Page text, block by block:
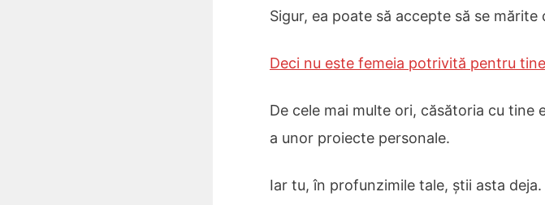
Sigur, ea poate să accepte să se
Deci nu este femeia potrivită pentru
De cele mai multe ori, căsătoria cu
a unor proiecte personale.
Iar tu, în profunzimile tale, știi asta deja.